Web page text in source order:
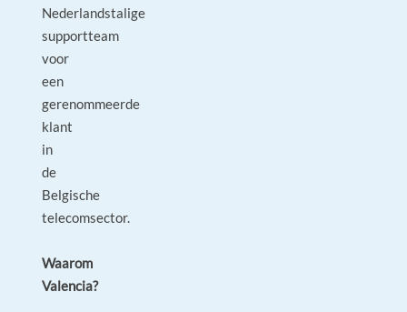
Nederlandstalige
supportteam
voor
een
gerenommeerde
klant
in
de
Belgische
telecomsector.
Waarom
Valencia?